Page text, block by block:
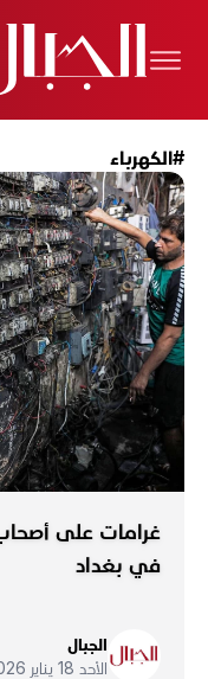
#الكهرباء
غرامات على أصحاب
في بغداد
الجبال
الأحد 18 يناير 2026 01:55 م